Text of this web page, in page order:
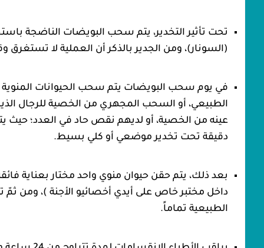
تحت تأثير التخدير، يتم سحب البويضات الناضجة
(السونار)، ومن الجدير بالذكر أن العملية لا تستغرق وقتاً طويلاً 20
في يوم سحب البويضات يتم سحب الحيوانات
الطبيعي، أو السحب المجهري من الخصية للرجال
عينه من الخصية، أو لديهم نقص حاد في العدد؛ حيث
دقيقة تحت تخدير موضعي أو كلي بسيط.
بعد ذلك، يتم حقن حيوان منوي واحد مختار بعناية
داخل مختبر خاص على أيدي أخصائيو الأجنة )، ومن
الطبيعية تماماً.